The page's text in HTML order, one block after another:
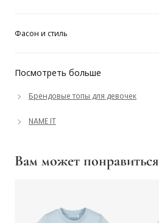
Посмотреть больше
Брендовые топы для девочек
NAME IT
Фасон и стиль
Вам может понравиться